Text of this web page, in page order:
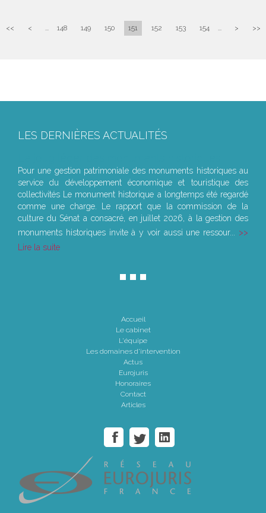
<< < ... 148 149 150 151 152 153 154 ... > >>
LES DERNIÈRES ACTUALITÉS
Pour une gestion patrimoniale des monuments historiques au
service du développement économique et touristique des
collectivités Le monument historique a longtemps été regardé
comme une charge. Le rapport que la commission de la
culture du Sénat a consacré, en juillet 2026, à la gestion des
monuments historiques invite à y voir aussi une ressour...
Lire la suite
Accueil
Le cabinet
L'équipe
Les domaines d'intervention
Actus
Eurojuris
Honoraires
Contact
Articles